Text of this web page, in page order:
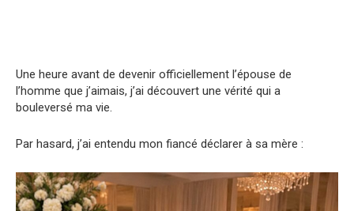
Une heure avant de devenir officiellement l’épouse de
l’homme que j’aimais, j’ai découvert une vérité qui a
bouleversé ma vie.
Par hasard, j’ai entendu mon fiancé déclarer à sa mère :